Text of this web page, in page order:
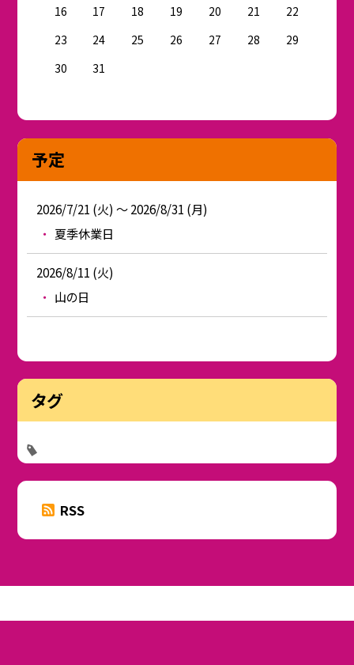
16
17 18 19 20 21
22
23
24 25 26 27 28
29
30
31
予定
2026/7/21 (火) ～ 2026/8/31 (月)
夏季休業日
2026/8/11 (火)
山の日
タグ
RSS